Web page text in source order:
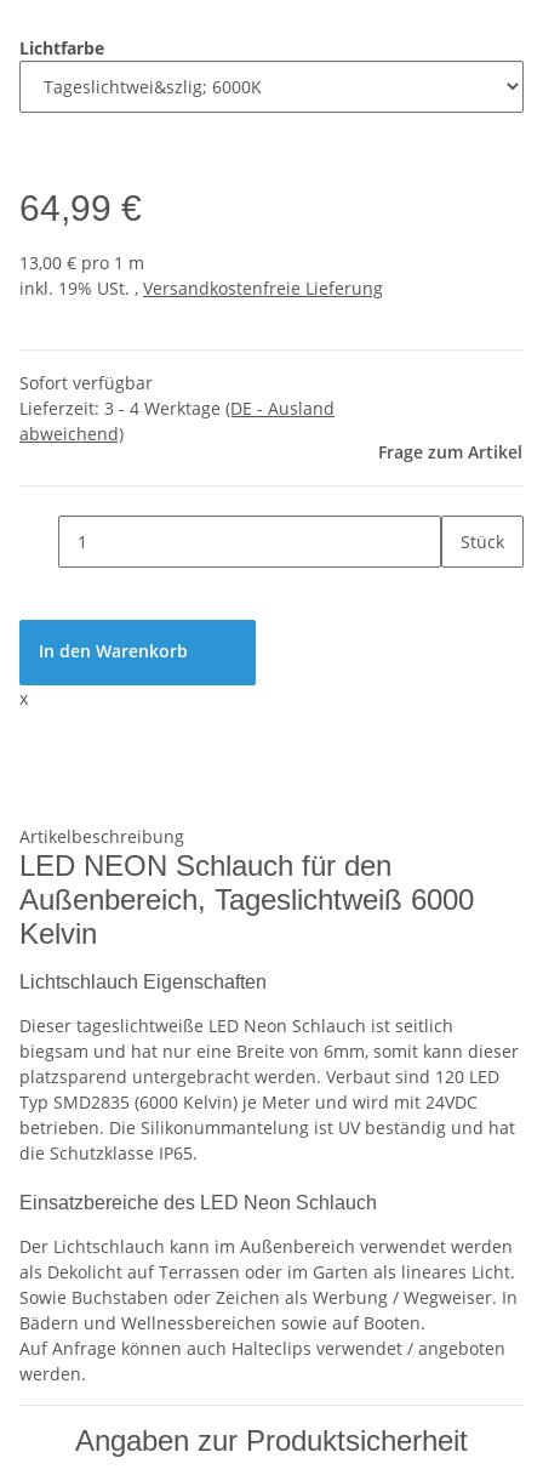
Lichtfarbe
64,99 €
13,00 € pro 1 m
inkl. 19% USt. , Versandkostenfreie Lieferung
Sofort verfügbar
Lieferzeit: 3 - 4 Werktage (DE - Ausland
abweichend)
Frage zum Artikel
Stück
In den Warenkorb
x
Artikelbeschreibung
LED NEON Schlauch für den
Außenbereich, Tageslichtweiß 6000
Kelvin
Lichtschlauch Eigenschaften
Dieser tageslichtweiße LED Neon Schlauch ist seitlich
biegsam und hat nur eine Breite von 6mm, somit kann dieser
platzsparend untergebracht werden. Verbaut sind 120 LED
Typ SMD2835 (6000 Kelvin) je Meter und wird mit 24VDC
betrieben. Die Silikonummantelung ist UV beständig und hat
die Schutzklasse IP65.
Einsatzbereiche des LED Neon Schlauch
Der Lichtschlauch kann im Außenbereich verwendet werden
als Dekolicht auf Terrassen oder im Garten als lineares Licht.
Sowie Buchstaben oder Zeichen als Werbung / Wegweiser. In
Bädern und Wellnessbereichen sowie auf Booten.
Auf Anfrage können auch Halteclips verwendet / angeboten
werden.
Angaben zur Produktsicherheit